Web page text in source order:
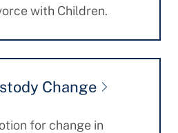
with Children.
Change
for change in